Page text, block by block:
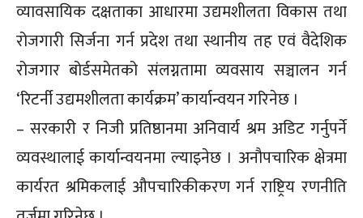
व्यावसायिक दक्षताका आधारमा उद्यमशीलता विकास तथा
रोजगारी सिर्जना गर्न प्रदेश तथा स्थानीय तह एवं वैदेशिक
रोजगार बोर्डसमेतको संलग्नतामा व्यवसाय सञ्चालन गर्न
‘रिटर्नी उद्यमशीलता कार्यक्रम’ कार्यान्वयन गरिनेछ ।
– सरकारी र निजी प्रतिष्ठानमा अनिवार्य श्रम अडिट गर्नुपर्ने
व्यवस्थालाई कार्यान्वयनमा ल्याइनेछ । अनौपचारिक क्षेत्रमा
कार्यरत श्रमिकलाई औपचारिकीकरण गर्न राष्ट्रिय रणनीति